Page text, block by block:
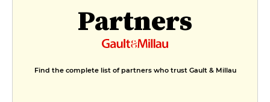
Partners
Find the complete list of partners who trust Gault & Millau